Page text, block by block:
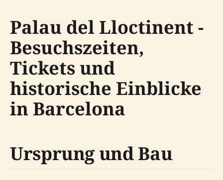
Palau del Lloctinent -
Besuchszeiten,
Tickets und
historische Einblicke
in Barcelona
Ursprung und Bau